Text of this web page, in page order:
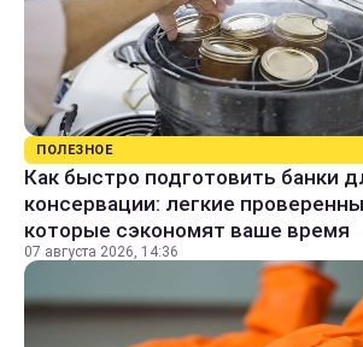
ПОЛЕЗНОЕ
Как быстро подготовить банки
консервации: легкие
которые сэкономят ваше время
07 августа 2026, 14:36